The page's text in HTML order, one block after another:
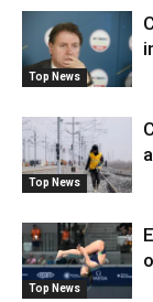
Top News
Top News
Top News